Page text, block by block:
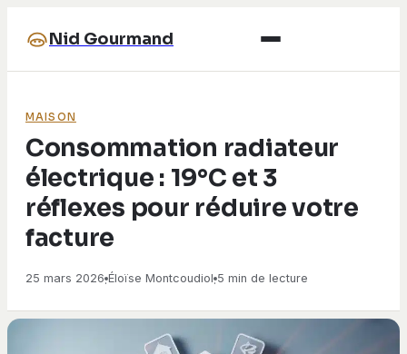
Nid Gourmand
MAISON
Consommation radiateur
électrique : 19°C et 3
réflexes pour réduire votre
facture
25 mars 2026·Éloïse Montcoudiol·5 min de lecture